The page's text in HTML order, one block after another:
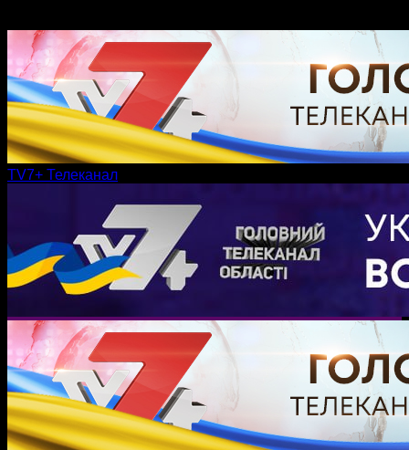
TV7+ Телеканал